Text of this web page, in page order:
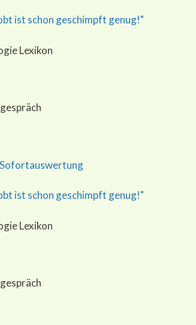
ist schon geschimpft genug!"
Lexikon
ist schon geschimpft genug!"
Lexikon